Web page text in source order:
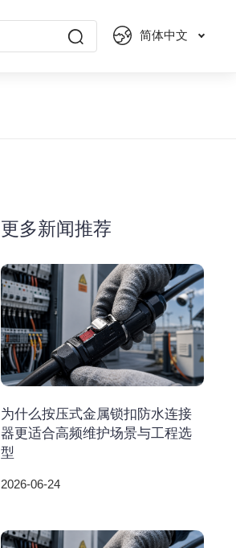
简体中文
更多新闻推荐
为什么按压式金属锁扣防水连接
器更适合高频维护场景与工程选
型
2026-06-24